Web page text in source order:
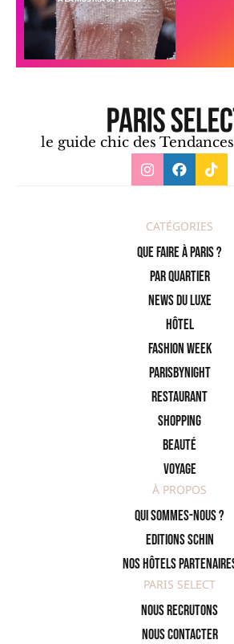
le guide chic des
CATÉGORIES
Que faire à Paris ?
PAR QUARTIER
News du Luxe
Hôtel
Fashion Week
ParisByNight
Restaurant
Shopping
Beauté
Voyage
À PROPOS
Qui sommes-nous ?
Editions SCHIN
Nos hôtels
PARIS SELECT
Nous recrutons
Nous contacter